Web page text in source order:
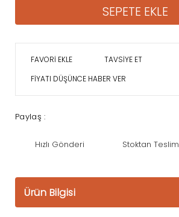
SEPETE EKLE
TAVSİYE ET
FİYATI DÜŞÜNCE HABER VER
Paylaş :
Hızlı Gönderi Stoktan Teslim
Ürün Bilgisi